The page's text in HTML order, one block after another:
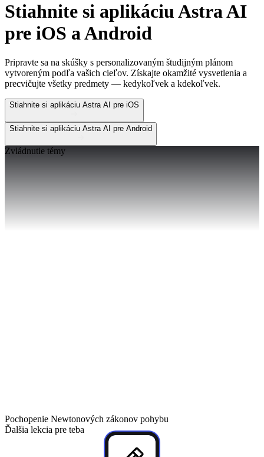
Stiahnite si aplikáciu Astra AI
pre iOS a Android
Pripravte sa na skúšky s personalizovaným študijným plánom
vytvoreným podľa vašich cieľov. Získajte okamžité vysvetlenia a
precvičujte všetky predmety — kedykoľvek a kdekoľvek.
Stiahnite si aplikáciu Astra AI pre iOS
Stiahnite si aplikáciu Astra AI pre Android
Zvládnutie témy
Pochopenie Newtonových zákonov pohybu
Ďalšia lekcia pre teba